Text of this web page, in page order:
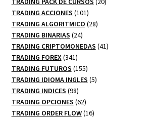
TRADING ACCIONES 101101
productos
TRADING ALGORITMICO 2828
TRADING BINARIAS 2424
productos
TRADING CRIPTOMONEDAS 4141
TRADING FOREX 341341
productos
TRADING FUTUROS 155155
productos
TRADING IDIOMA INGLES 55
TRADING INDICES 9898
productos
TRADING OPCIONES 6262
productos
TRADING ORDER FLOW 1616